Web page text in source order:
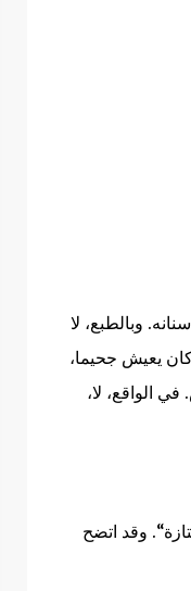
وبالطبع، لا
كان يعيش جحيما،
في الواقع، لا،
وقد اتضح